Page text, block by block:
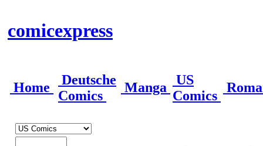
comicexpress
Home
Deutsche
Comics
Manga
US
Comics